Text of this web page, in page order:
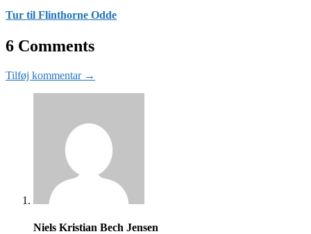
Tur til Flinthorne Odde
6 Comments
Tilføj kommentar →
Niels Kristian Bech Jensen